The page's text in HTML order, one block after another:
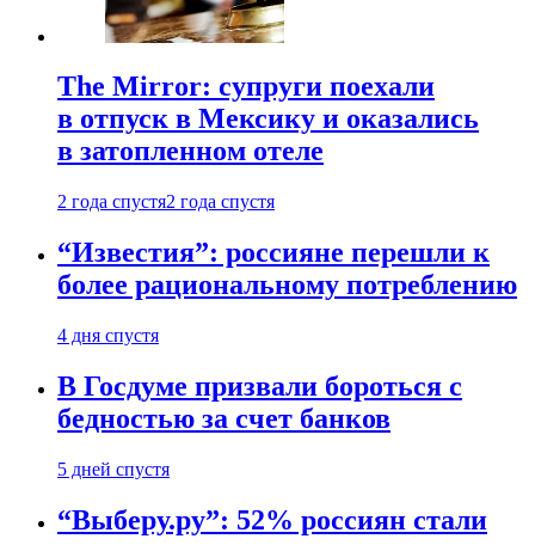
The Mirror: супруги поехали
в отпуск в Мексику и оказались
в затопленном отеле
2 года спустя2 года спустя
“Известия”: россияне перешли к
более рациональному потреблению
4 дня спустя
В Госдуме призвали бороться с
бедностью за счет банков
5 дней спустя
“Выберу.ру”: 52% россиян стали